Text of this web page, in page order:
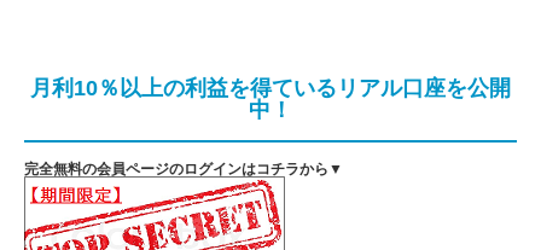
月利10％以上の利益を得ているリアル口座を公開
中！
完全無料の会員ページのログインはコチラから▼